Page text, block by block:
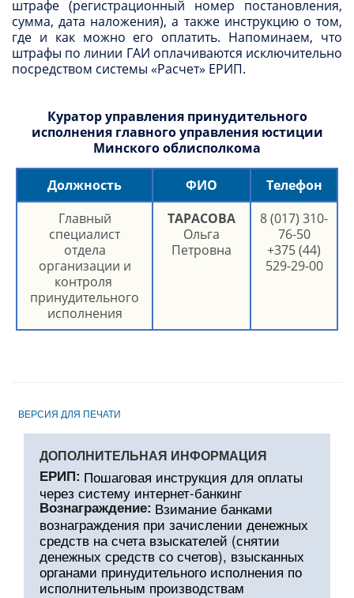
штрафе (регистрационный номер постановления,
сумма, дата наложения), а также инструкцию о том,
где и как можно его оплатить. Напоминаем, что
штрафы по линии ГАИ оплачиваются исключительно
посредством системы «Расчет» ЕРИП.
Куратор управления принудительного
исполнения главного управления юстиции
Минского облисполкома
Должность ФИО
Телефон
Главный
специалист
отдела
организации и
контроля
принудительного
исполнения
ТАРАСОВА
Ольга
Петровна
8 (017) 310-
76-50
+375 (44)
529-29-00
ВЕРСИЯ ДЛЯ ПЕЧАТИ
ДОПОЛНИТЕЛЬНАЯ ИНФОРМАЦИЯ
ЕРИП: Пошаговая инструкция для оплаты
через систему интернет-банкинг
Вознаграждение: Взимание банками
вознаграждения при зачислении денежных
средств на счета взыскателей (снятии
денежных средств со счетов), взысканных
органами принудительного исполнения по
исполнительным производствам